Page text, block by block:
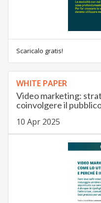
Scaricalo gratis!
WHITE PAPER
Video marketing:
coinvolgere il
10 Apr 2025